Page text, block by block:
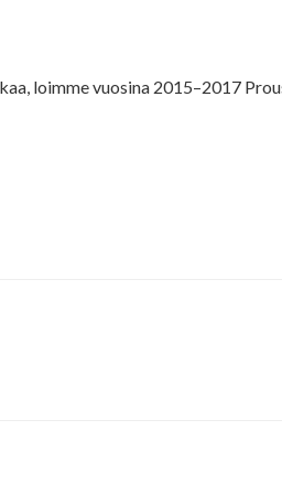
loimme vuosina 2015–2017